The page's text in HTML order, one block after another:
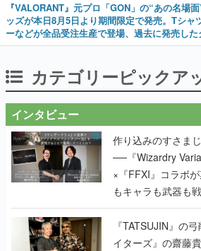
『VALORANT』元プロ「GON」の“あの名場
ッズが本日8月5日より期間限定で発売。Tシャ
ーなどが全品受注生産で登場、過去に発売し
カテゴリーピックア
インタビュー
作り込みのすさま
──『Wizardry
×『FFXI』コラボ
もキャラも武器も
で作り込まれた理
く
『TATSUJIN』の
イターズ』の齋藤